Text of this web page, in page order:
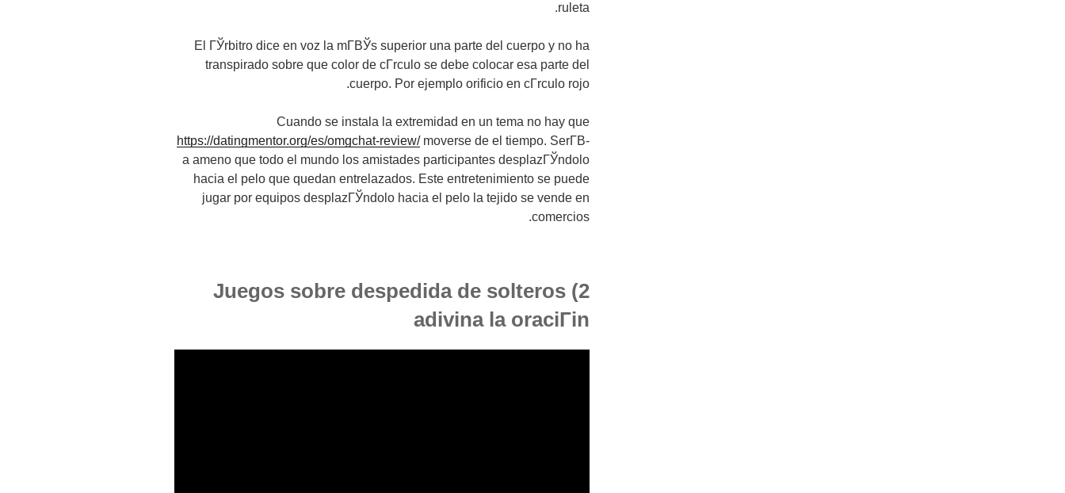
ruleta.
El ГЎrbitro dice en voz la mГ­ВЎs superior una parte del cuerpo y no ha
transpirado sobre que color de cГ­rculo se debe colocar esa parte del
cuerpo. Por ejemplo orificio en cГ­rculo rojo.
Cuando se instala la extremidad en un tema no hay que
https://datingmentor.org/es/omgchat-review/moverse de el tiempo. SerГ­В­
a ameno que todo el mundo los amistades participantes desplazГЎndolo
hacia el pelo que quedan entrelazados. Este entretenimiento se puede
jugar por equipos desplazГЎndolo hacia el pelo la tejido se vende en
comercios.
2) Juegos sobre despedida de solteros
adivina la oraciГіn